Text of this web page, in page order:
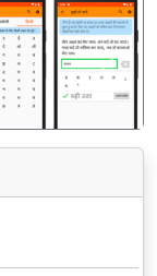
अगला